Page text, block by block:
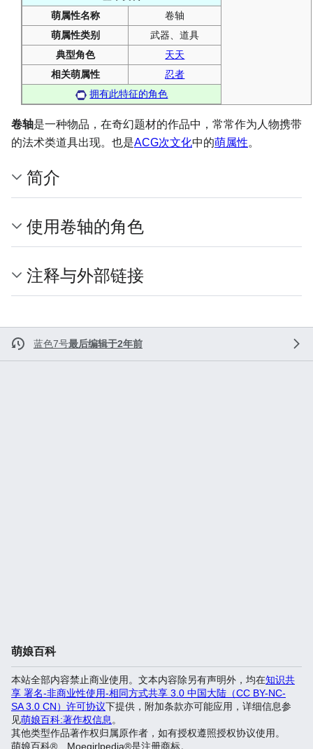
萌属性名称
卷轴
萌属性类别
武器、道具
典型角色
天天
相关萌属性
忍者
拥有此特征的角色
卷轴是一种物品，在奇幻题材的作品中，常常作为人物携带
的法术类道具出现。也是ACG次文化中的萌属性。
简介
使用卷轴的角色
注释与外部链接
蓝色7号最后编辑于2年前
萌娘百科
本站全部内容禁止商业使用。文本内容除另有声明外，均在知识共
享 署名-非商业性使用-相同方式共享 3.0 中国大陆（CC BY-NC-
SA 3.0 CN）许可协议下提供，附加条款亦可能应用，详细信息参
见萌娘百科:著作权信息 。
其他类型作品著作权归属原作者，如有授权遵照授权协议使用。
萌娘百科®、Moegirlpedia®是注册商标。